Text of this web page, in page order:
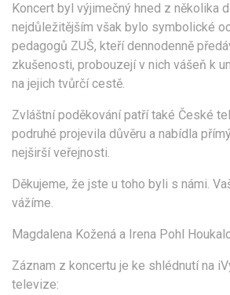
Koncert byl výjimečný hned z několika
nejdůležitějším však bylo symbolické
pedagogů ZUŠ, kteří dennodenně
zkušenosti, probouzejí v nich vášeň k
na jejich tvůrčí cestě.
Zvláštní poděkování patří také České
podruhé projevila důvěru a nabídla
nejširší veřejnosti.
Děkujeme, že jste u toho byli s námi.
vážíme.
Magdalena Kožená a Irena Pohl
Záznam z koncertu je ke shlédnutí na
televize: